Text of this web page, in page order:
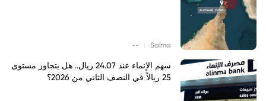
Salma
--
سهم الإنماء عند 24.07 ريال.. هل يتجاوز مستوى
25 ريالاً في النصف الثاني من 2026؟